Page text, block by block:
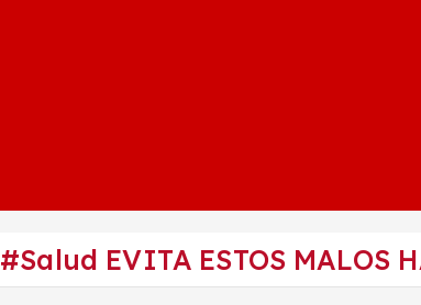
#Salud EVITA ESTOS MALOS